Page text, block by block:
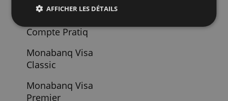
Livret Distingo
Enfant
Lookfin